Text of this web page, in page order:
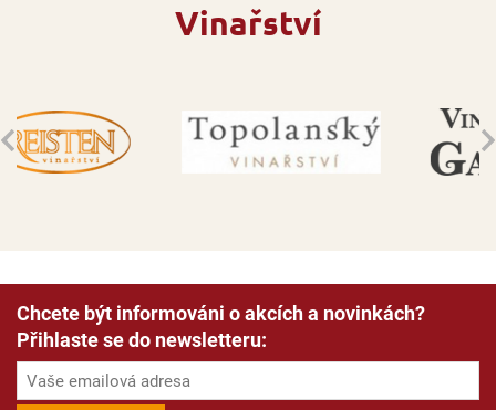
Vinařství
Chcete být informováni o akcích a novinkách?
Přihlaste se do newsletteru: